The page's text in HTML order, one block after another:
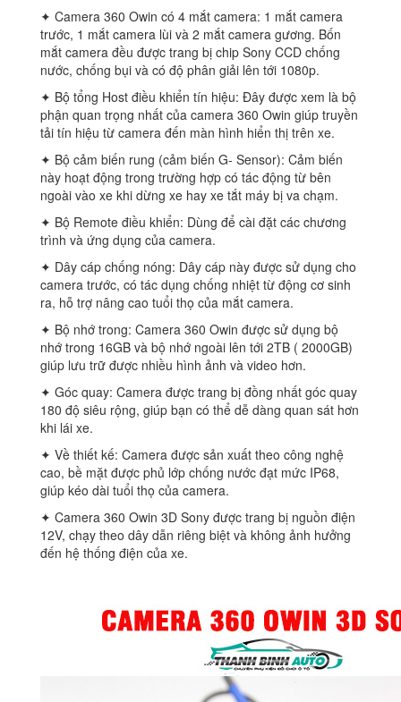
✦ Camera 360 Owin có 4 mắt camera: 1 mắt camera
trước, 1 mắt camera lùi và 2 mắt camera gương. Bốn
mắt camera đều được trang bị chip Sony CCD chống
nước, chống bụi và có độ phân giải lên tới 1080p.
✦ Bộ tổng Host điều khiển tín hiệu: Đây được xem là bộ
phận quan trọng nhất của camera 360 Owin giúp truyền
tải tín hiệu từ camera đến màn hình hiển thị trên xe.
✦ Bộ cảm biến rung (cảm biến G- Sensor): Cảm biến
này hoạt động trong trường hợp có tác động từ bên
ngoài vào xe khi dừng xe hay xe tắt máy bị va chạm.
✦ Bộ Remote điều khiển: Dùng để cài đặt các chương
trình và ứng dụng của camera.
✦ Dây cáp chống nóng: Dây cáp này được sử dụng cho
camera trước, có tác dụng chống nhiệt từ động cơ sinh
ra, hỗ trợ nâng cao tuổi thọ của mắt camera.
✦ Bộ nhớ trong: Camera 360 Owin được sử dụng bộ
nhớ trong 16GB và bộ nhớ ngoài lên tới 2TB ( 2000GB)
giúp lưu trữ được nhiều hình ảnh và video hơn.
✦ Góc quay: Camera được trang bị đồng nhất góc quay
180 độ siêu rộng, giúp bạn có thể dễ dàng quan sát hơn
khi lái xe.
✦ Về thiết kế: Camera được sản xuất theo công nghệ
cao, bề mặt được phủ lớp chống nước đạt mức IP68,
giúp kéo dài tuổi thọ của camera.
✦ Camera 360 Owin 3D Sony được trang bị nguồn điện
12V, chạy theo dây dẫn riêng biệt và không ảnh hưởng
đến hệ thống điện của xe.